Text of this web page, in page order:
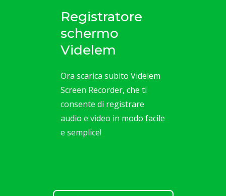
Registratore
schermo
Videlem
Ora scarica subito Videlem
Screen Recorder, che ti
consente di registrare
audio e video in modo facile
e semplice!